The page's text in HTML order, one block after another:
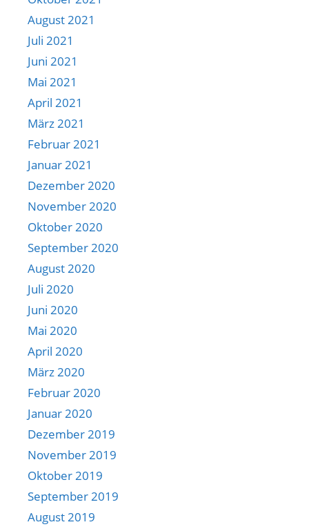
August 2021
Juli 2021
Juni 2021
Mai 2021
April 2021
März 2021
Februar 2021
Januar 2021
Dezember 2020
November 2020
Oktober 2020
September 2020
August 2020
Juli 2020
Juni 2020
Mai 2020
April 2020
März 2020
Februar 2020
Januar 2020
Dezember 2019
November 2019
Oktober 2019
September 2019
August 2019